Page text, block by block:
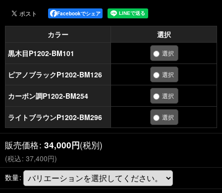
Facebookでシェア
カラー
選択
黒木目P1202-BM101
ピアノブラックP1202-BM126
カーボン調P1202-BM254
ライトブラウンP1202-BM296
販売価格: 34,000円(税別)
(税込: 37,400円)
数量: